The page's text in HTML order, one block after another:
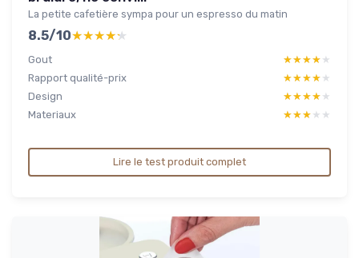
La petite cafetière sympa pour un espresso du matin
8.5/10★★★★★
★★★★★
Gout ★★★★★
★★★★★
Rapport qualité-prix
★★★★★
★★★★★
Design
★★★★★
★★★★★
Materiaux
★★★★★
★★★★★
Lire le test produit complet